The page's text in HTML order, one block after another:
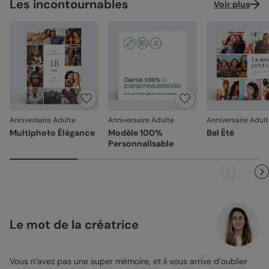
Les incontournables Voir plus
Anniversaire Adulte
Multiphoto Élégance
Anniversaire Adulte
Modèle 100%
Personnalisable
Anniversaire
Bel Été
Le mot de la créatrice
Vous n’avez pas une super mémoire, et il vous arrive d’oublier